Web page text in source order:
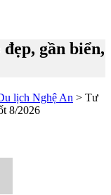
gần biển,
lịch Nghệ An > Tư
8/2026